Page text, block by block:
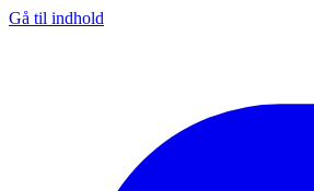
Gå til indhold